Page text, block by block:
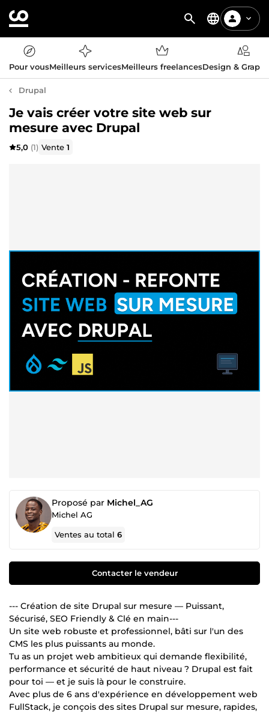
Pour vousMeilleurs servicesMeilleurs freelancesDesign &
Drupal
Je vais créer votre site web sur
mesure avec Drupal
5,0 (1) Vente1
Proposé par Michel_AG
Michel AG
Ventes au total6
Contacter le vendeur
--- Création de site Drupal sur mesure — Puissant,
Sécurisé, SEO Friendly & Clé en main---
Un site web robuste et professionnel, bâti sur l'un des
CMS les plus puissants au monde.
Tu as un projet web ambitieux qui demande flexibilité,
performance et sécurité de haut niveau ? Drupal est fait
pour toi — et je suis là pour le construire.
Avec plus de 6 ans d'expérience en développement web
FullStack, je conçois des sites Drupal sur mesure, rapides,